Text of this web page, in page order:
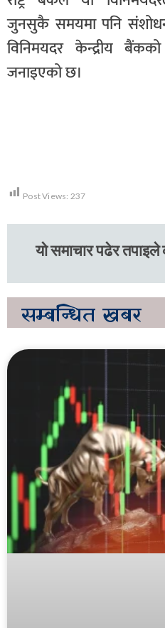
जुनसुकै समयमा पनि
विनिमयदर केन्द्रीय
जनाइएको छ।
Post Views: 237
यो समाचार पढेर
सम्बन्धित खबर